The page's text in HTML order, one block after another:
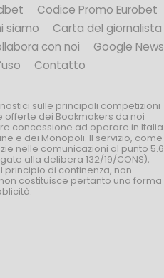
Codice Promo Eurobet
siamo
Carta del giornalista
con noi
Google News
Contatto
sulle principali competizioni
dei Bookmakers da noi
concessione ad operare in Italia
e dei Monopoli. Il servizio, come
nelle comunicazioni al punto 5.6
alla delibera 132/19/CONS),
di continenza, non
costituisce pertanto una forma